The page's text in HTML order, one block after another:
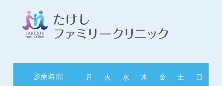
診療時間 月 火 水 木 金 土 日